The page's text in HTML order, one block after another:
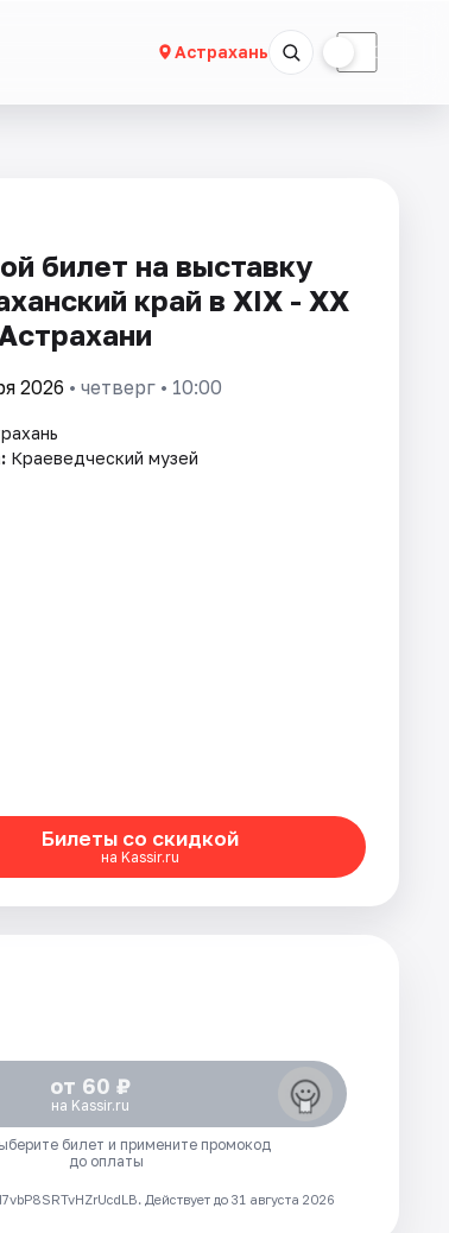
Астрахань ☾
билет на выставку
край в XIX - XX
2026 • четверг • 10:00
Краеведческий музей
Билеты со скидкой
на Kassir.ru
от 60 ₽
на Kassir.ru
билет и примените промокод
до оплаты
Действует до 31 августа 2026